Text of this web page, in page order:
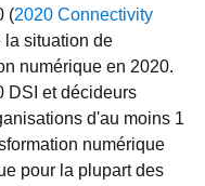
(2020 Connectivity
la situation de
numérique en 2020.
DSI et décideurs
d'au moins 1
numérique
pour la plupart des